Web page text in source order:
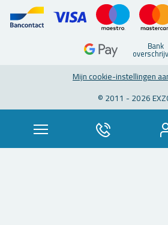
Bank
Mijn coo­kie-in­stel­lin­gen
© 2011 - 2026